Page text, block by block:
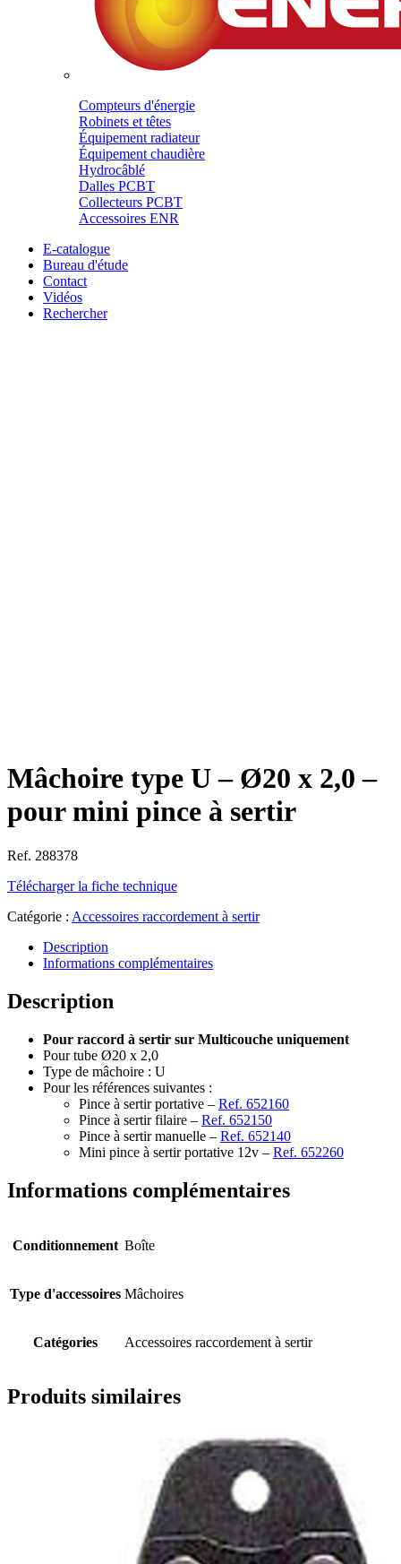
Compteurs d'énergie
Robinets et têtes
Équipement radiateur
Équipement chaudière
Hydrocâblé
Dalles PCBT
Collecteurs PCBT
Accessoires ENR
E-catalogue
Bureau d'étude
Contact
Vidéos
Rechercher
Mâchoire type U – Ø20 x 2,0 –
pour mini pince à sertir
Ref. 288378
Télécharger la fiche technique
Catégorie : Accessoires raccordement à sertir
Description
Informations complémentaires
Description
Pour raccord à sertir sur Multicouche uniquement
Pour tube Ø20 x 2,0
Type de mâchoire : U
Pour les références suivantes :
Pince à sertir portative – Ref. 652160
Pince à sertir filaire – Ref. 652150
Pince à sertir manuelle – Ref. 652140
Mini pince à sertir portative 12v – Ref. 652260
Informations complémentaires
Conditionnement Boîte
Type d'accessoires Mâchoires
Catégories Accessoires raccordement à sertir
Produits similaires